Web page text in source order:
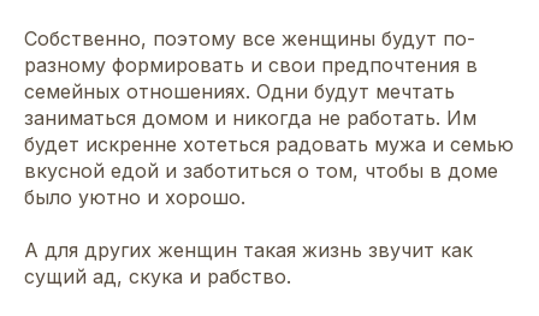
Собственно, поэтому все женщины будут по-
разному формировать и свои предпочтения в
семейных отношениях. Одни будут мечтать
заниматься домом и никогда не работать. Им
будет искренне хотеться радовать мужа и семью
вкусной едой и заботиться о том, чтобы в доме
было уютно и хорошо.
А для других женщин такая жизнь звучит как
сущий ад, скука и рабство.